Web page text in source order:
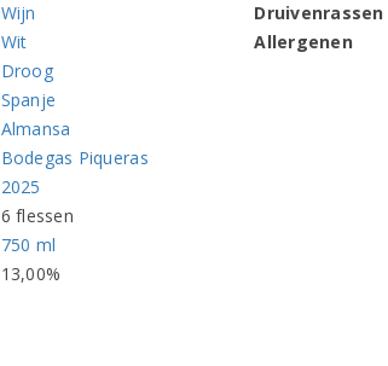
Wijn
Wit
Droog
Spanje
Almansa
Bodegas Piqueras
2025
6 flessen
750 ml
13,00%
Druivenrassen
Allergenen